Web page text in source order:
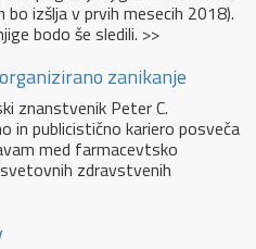
bo izšlja v prvih mesecih 2018).
bodo še sledili. >>
zanikanje
znanstvenik Peter C.
in publicistično kariero posveča
med farmacevtsko
zdravstvenih